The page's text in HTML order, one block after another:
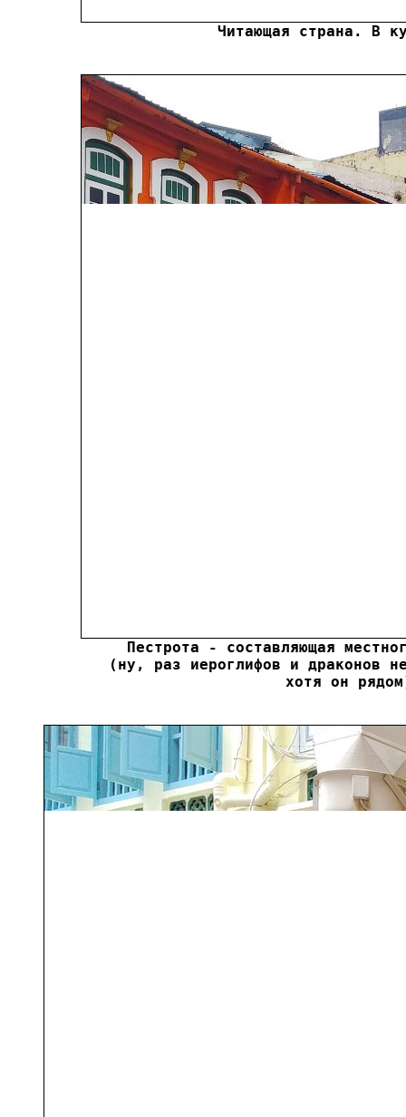
Читающая страна. В
Пестрота - составляющая
(ну, раз иероглифов и драконов
хотя он